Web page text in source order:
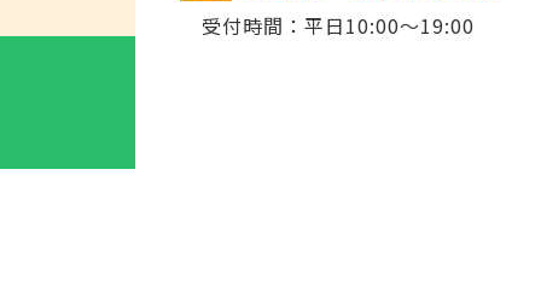
受付時間：平日10:00～19:00